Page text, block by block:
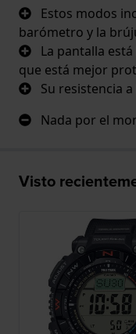
Estos modos
barómetro y la
La pantalla
que está mejor
Su resistencia
Nada por el
Visto